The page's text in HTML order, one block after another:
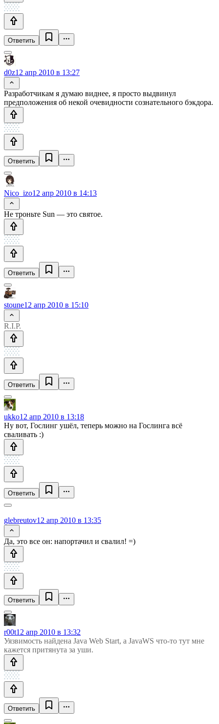
Ответить
d0z12 апр 2010 в 13:27
Разработчикам я думаю виднее, я просто выдвинул
предположения об некой очевидности сознательного бэкдора.
Ответить
Nico_izo12 апр 2010 в 14:13
Не троньте Sun — это святое.
Ответить
stoune12 апр 2010 в 15:10
R.I.P.
Ответить
ukko12 апр 2010 в 13:18
Ну вот, Гослинг ушёл, теперь можно на Гослинга всё
сваливать :)
Ответить
glebreutov12 апр 2010 в 13:35
Да, это все он: напортачил и свалил! =)
Ответить
r00t12 апр 2010 в 13:32
Уязвимость найдена Java Web Start, а JavaWS что-то тут мне
кажется притянута за уши.
Ответить